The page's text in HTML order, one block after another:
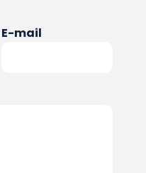
E-mail